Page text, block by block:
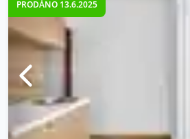
PRODÁNO 13.6.2025